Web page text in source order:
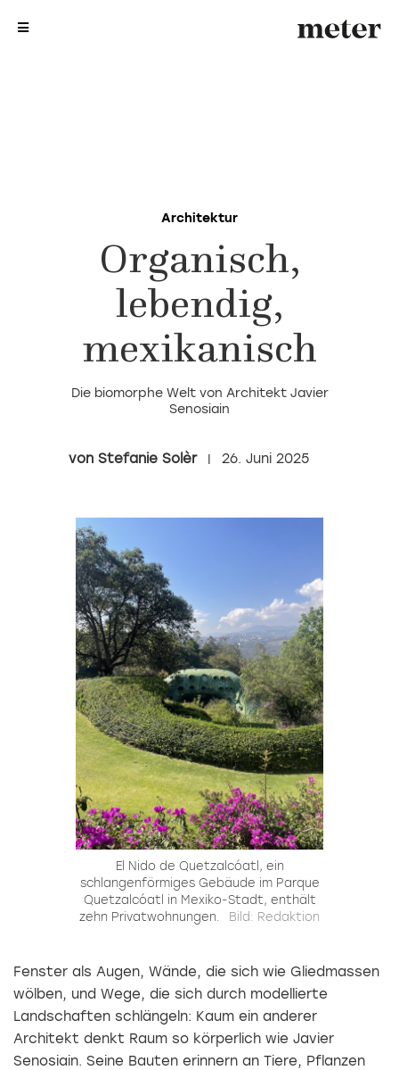
Architektur
Organisch,
lebendig,
mexikanisch
Die biomorphe Welt von Architekt Javier
Senosiain
Stefanie Solèr 26. Juni 2025
El Nido de Quetzalcóatl, ein
schlangenförmiges Gebäude im Parque
Quetzalcóatl in Mexiko-Stadt, enthält
zehn Privatwohnungen.
Bild: Redaktion
Fenster als Augen, Wände, die sich wie Gliedmassen
wölben, und Wege, die sich durch modellierte
Landschaften schlängeln: Kaum ein anderer
Architekt denkt Raum so körperlich wie Javier
Senosiain. Seine Bauten erinnern an Tiere, Pflanzen